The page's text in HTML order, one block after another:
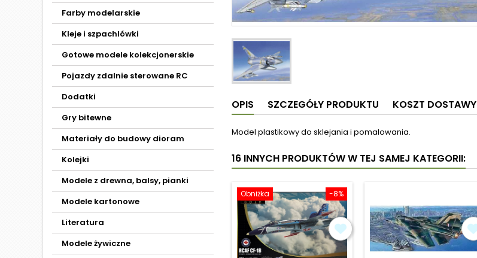
Farby modelarskie
Kleje i szpachlówki
Gotowe modele kolekcjonerskie
Pojazdy zdalnie sterowane RC
Dodatki
Gry bitewne
Materiały do budowy dioram
Kolejki
Modele z drewna, balsy, pianki
Modele kartonowe
Literatura
Modele żywiczne
OPIS SZCZEGÓŁY PRODUKTU KOSZT DOSTAWY
Model plastikowy do sklejania i pomalowania.
16 INNYCH PRODUKTÓW W TEJ SAMEJ KATEGORII:
-8%
Obniżka